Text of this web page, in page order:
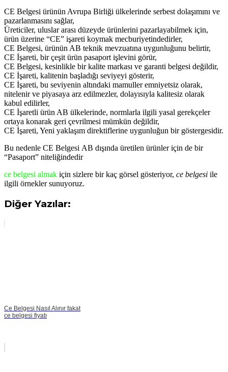
CE Belgesi ürünün Avrupa Birliği ülkelerinde serbest dolaşımını ve
pazarlanmasını sağlar,
Üreticiler, uluslar arası düzeyde ürünlerini pazarlayabilmek için,
ürün üzerine “CE” işareti koymak mecburiyetindedirler,
CE Belgesi, ürünün AB teknik mevzuatına uygunluğunu belirtir,
CE İşareti, bir çeşit ürün pasaport işlevini görür,
CE Belgesi, kesinlikle bir kalite markası ve garanti belgesi değildir,
CE İşareti, kalitenin başladığı seviyeyi gösterir,
CE İşareti, bu seviyenin altındaki mamuller emniyetsiz olarak,
nitelenir ve piyasaya arz edilmezler, dolayısıyla kalitesiz olarak
kabul edilirler,
CE İşaretli ürün AB ülkelerinde, normlarla ilgili yasal gerekçeler
ortaya konarak geri çevrilmesi mümkün değildir,
CE İşareti, Yeni yaklaşım direktiflerine uygunluğun bir göstergesidir.
Bu nedenle CE Belgesi AB dışında üretilen ürünler için de bir
“Pasaport” niteliğindedir
ce belgesi almak için sizlere bir kaç görsel gösteriyor, ce belgesi ile
ilgili örnekler sunuyoruz.
Diğer Yazılar:
Ce Belgesi Nasıl Alınır fakat
ce belgesi fiyatı